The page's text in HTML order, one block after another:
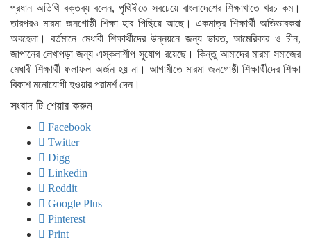
প্রধান অতিথি বক্তব্য বলেন, পৃথিবীতে সবচেয়ে বাংলাদেশের শিক্ষাখাতে খরচ কম।
তারপরও মারমা জনগোষ্ঠী শিক্ষা হার পিছিয়ে আছে। একমাত্র শিক্ষার্থী অভিভাবকরা
অবহেলা। বর্তমানে মেধাবী শিক্ষার্থীদের উন্নয়নে জন্য ভারত, আমেরিকার ও চীন,
জাপানের লেখাপড়া জন্য এস্কলাশীপ সুযোগ রয়েছে। কিন্তু আমাদের মারমা সমাজের
মেধাবী শিক্ষার্থী ফলাফল অর্জন হয় না। আগামীতে মারমা জনগোষ্ঠী শিক্ষার্থীদের শিক্ষা
বিকাশ মনোযোগী হওয়ার পরামর্শ দেন।
সংবাদ টি শেয়ার করুন
Facebook
Twitter
Digg
Linkedin
Reddit
Google Plus
Pinterest
Print